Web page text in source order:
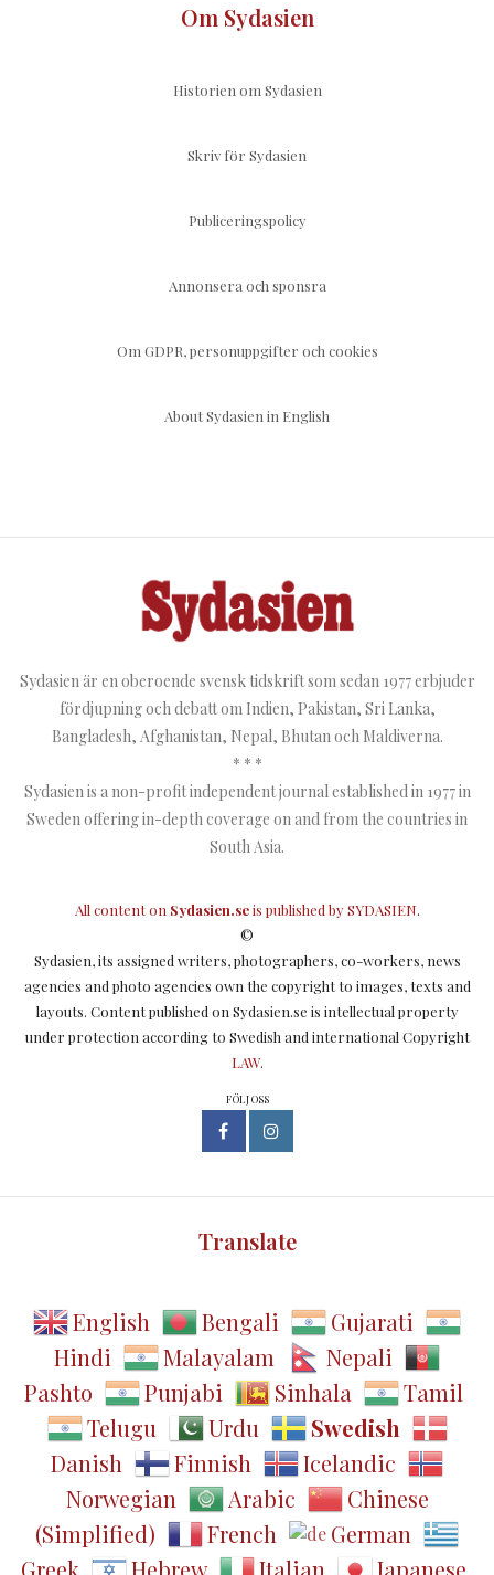
Om Sydasien
Historien om Sydasien
Skriv för Sydasien
Publiceringspolicy
Annonsera och sponsra
Om GDPR, personuppgifter och cookies
About Sydasien in English
Sydasien är en oberoende svensk tidskrift som sedan 1977 erbjuder
fördjupning och debatt om Indien, Pakistan, Sri Lanka,
Bangladesh, Afghanistan, Nepal, Bhutan och Maldiverna.
* * *
Sydasien is a non-profit independent journal established in 1977 in
Sweden offering in-depth coverage on and from the countries in
South Asia.
All content on Sydasien.seis published bySYDASIEN.
©
Sydasien, its assigned writers, photographers, co-workers, news
agencies and photo agencies own the copyright to images, texts and
layouts. Content published on Sydasien.se is intellectual property
under protection according to Swedish and international Copyright
LAW.
FÖLJ OSS
Translate
English Bengali
Gujarati
Hindi
Malayalam
Nepali
Pashto
Punjabi Sinhala
Tamil
Telugu
Urdu
Swedish
Danish
Finnish
Icelandic
Norwegian
Arabic
Chinese
(Simplified)
French
German